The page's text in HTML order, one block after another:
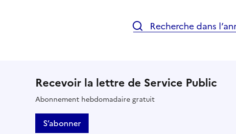
Recherche dans
Recevoir la lettre de Service Public
Abonnement hebdomadaire gratuit
S’abonner